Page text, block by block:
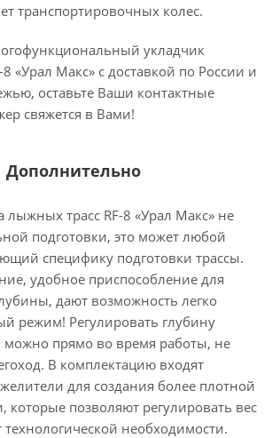
транспортировочных колес.
укладчик
«Урал Макс» с доставкой по России и
оставьте Ваши контактные
свяжется в Вами!
Дополнительно
лыжных трасс RF-8 «Урал Макс» не
подготовки, это может любой
специфику подготовки трассы.
удобное приспособление для
дают возможность легко
режим! Регулировать глубину
можно прямо во время работы, не
В комплектацию входят
для создания более плотной
позволяют регулировать вес
технологической необходимости.